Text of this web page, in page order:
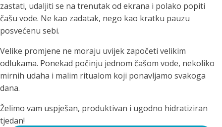
zastati, udaljiti se na trenutak od ekrana i polako popiti
čašu vode. Ne kao zadatak, nego kao kratku pauzu
posvećenu sebi.
Velike promjene ne moraju uvijek započeti velikim
odlukama. Ponekad počinju jednom čašom vode, nekoliko
mirnih udaha i malim ritualom koji ponavljamo svakoga
dana.
Želimo vam uspješan, produktivan i ugodno hidratiziran
tjedan!